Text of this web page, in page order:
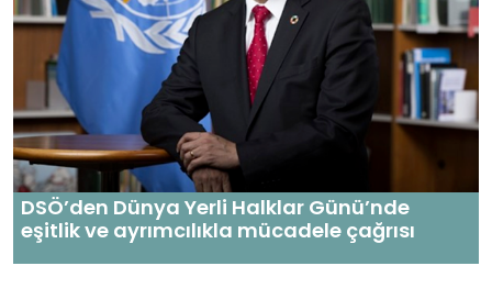
DSÖ’den Dünya Yerli Halklar Günü’nde
eşitlik ve ayrımcılıkla mücadele çağrısı